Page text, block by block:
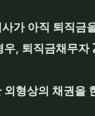
가 아직 퇴직금
, 퇴직금채무자
형상의 채권을